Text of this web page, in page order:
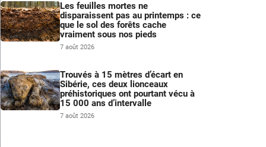
Les feuilles mortes ne
disparaissent pas au printemps : ce
que le sol des forêts cache
vraiment sous nos pieds
7 août 2026
Trouvés à 15 mètres d’écart en
Sibérie, ces deux lionceaux
préhistoriques ont pourtant vécu à
15 000 ans d’intervalle
7 août 2026